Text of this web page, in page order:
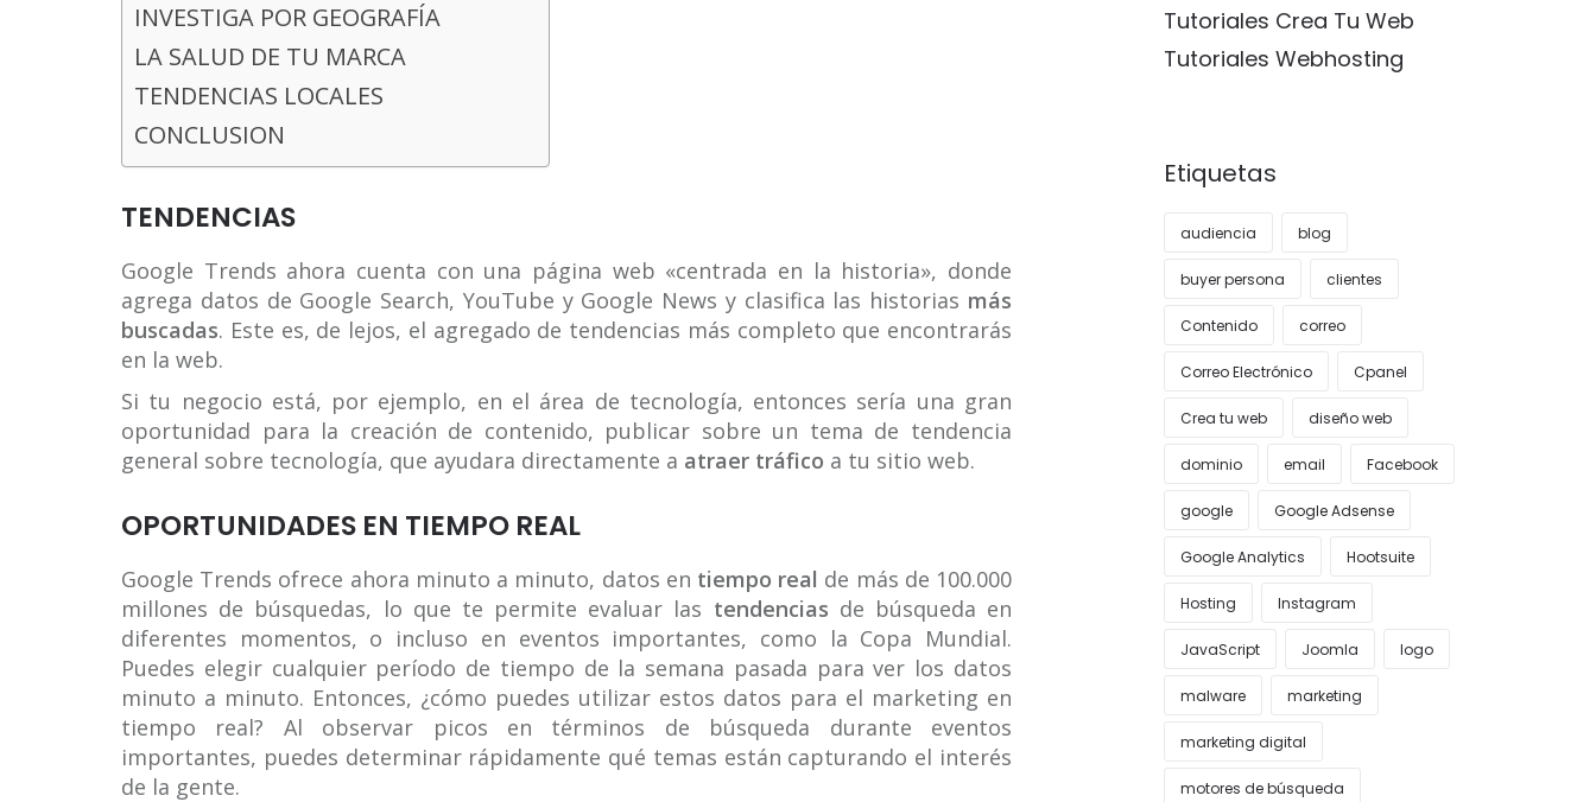
INVESTIGA POR GEOGRAFÍA
LA SALUD DE TU MARCA
TENDENCIAS LOCALES
CONCLUSION
TENDENCIAS
Google Trends ahora cuenta con una página web «centrada en la historia», donde
agrega datos de Google Search, YouTube y Google News y clasifica las historias más
buscadas. Este es, de lejos, el agregado de tendencias más completo que encontrarás
en la web.
Si tu negocio está, por ejemplo, en el área de tecnología, entonces sería una gran
oportunidad para la creación de contenido, publicar sobre un tema de tendencia
general sobre tecnología, que ayudara directamente a atraer tráfico a tu sitio web.
OPORTUNIDADES EN TIEMPO REAL
Google Trends ofrece ahora minuto a minuto, datos en tiempo real de más de 100.000
millones de búsquedas, lo que te permite evaluar las tendencias de búsqueda en
diferentes momentos, o incluso en eventos importantes, como la Copa Mundial.
Puedes elegir cualquier período de tiempo de la semana pasada para ver los datos
minuto a minuto. Entonces, ¿cómo puedes utilizar estos datos para el marketing en
tiempo real? Al observar picos en términos de búsqueda durante eventos
importantes, puedes determinar rápidamente qué temas están capturando el interés
de la gente.
Tutoriales Crea Tu Web
Tutoriales Webhosting
Etiquetas
audiencia blog
buyer persona clientes
Contenido correo
Correo Electrónico Cpanel
Crea tu web diseño web
dominio email Facebook
google Google Adsense
Google Analytics Hootsuite
Hosting Instagram
JavaScript Joomla logo
malware marketing
marketing digital
motores de búsqueda